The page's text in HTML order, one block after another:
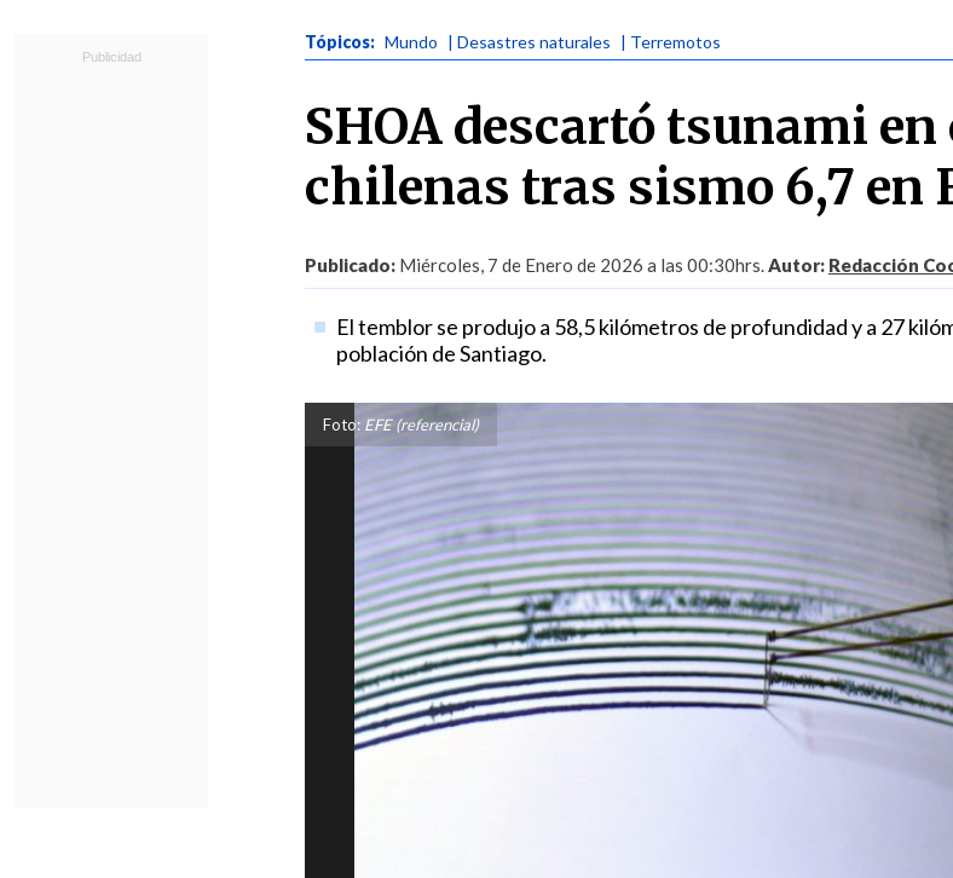
Tópicos: Mundo | Desastres naturales | Terremotos
SHOA descartó tsunami en
chilenas tras sismo 6,7 en
Publicado: Miércoles, 7 de Enero de 2026 a las 00:30hrs.Autor: Redacción
El temblor se produjo a 58,5 kilómetros de profundidad y a 27
población de Santiago.
Foto: EFE (referencial)